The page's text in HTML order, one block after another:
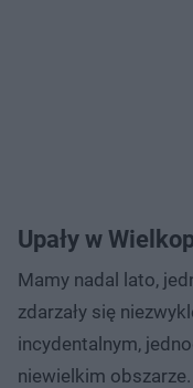
Upały w
Mamy nadal lato,
zdarzały się
incydentalnym,
niewielkim